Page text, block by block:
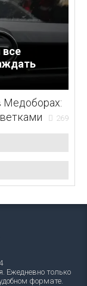
Медоборах:
269
Ежедневно только
формате.